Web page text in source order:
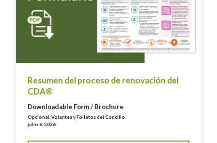
Resumen del proceso de renovación del
CDA®
Downloadable Form / Brochure
Opcional ,Volantes y Folletos del Concilio
julio 6, 2026